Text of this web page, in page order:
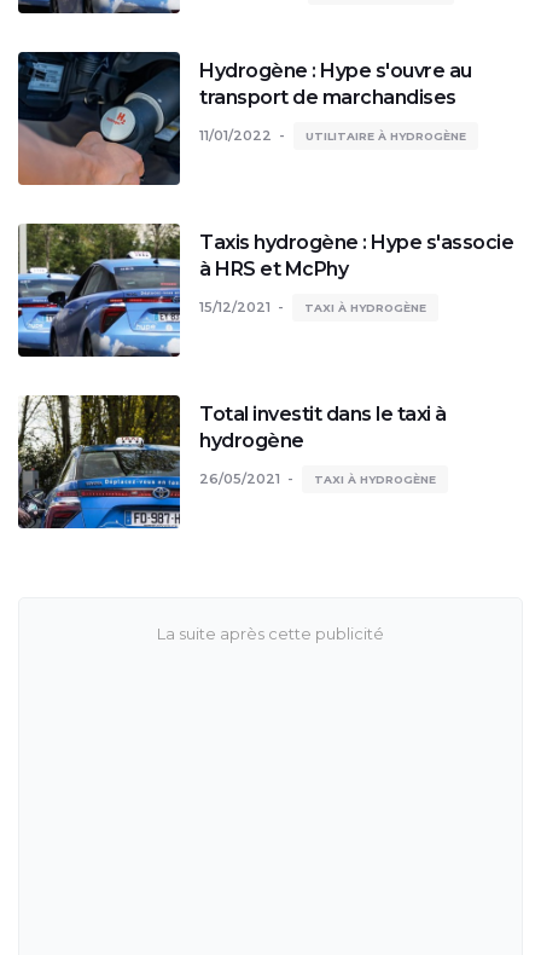
Hydrogène : Hype s'ouvre au
transport de marchandises
11/01/2022 UTILITAIRE À HYDROGÈNE
Taxis hydrogène : Hype s'associe
à HRS et McPhy
15/12/2021 TAXI À HYDROGÈNE
Total investit dans le taxi à
hydrogène
26/05/2021 TAXI À HYDROGÈNE